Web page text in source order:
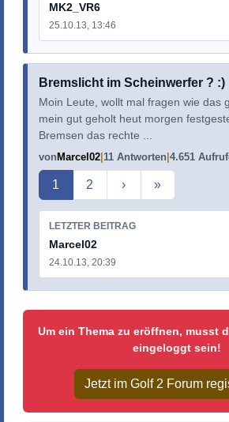
MK2_VR6
25.10.13, 13:46
Bremslicht im Scheinwerfer ? :)
Moin Leute, wollt mal fragen wie das
mein gut geholt heut morgen
Bremsen das rechte ...
von Marcel02 11 Antworten 4.651
Aktuelle Seite
1 2 › »
LETZTER BEITRAG
Marcel02
24.10.13, 20:39
Um ein Thema zu eröffnen, musst
eingeloggt sein!
Jetzt im Golf 2 Forum